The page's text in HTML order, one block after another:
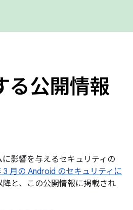
る公開情報
影響を与えるセキュリティの
3 月の Android のセキュリティに
と、この公開情報に掲載され